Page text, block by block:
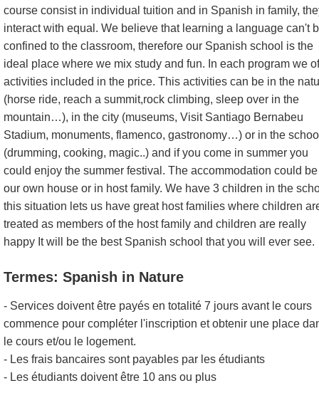
course consist in individual tuition and in Spanish in family,
interact with equal. We believe that learning a language can't
confined to the classroom, therefore our Spanish school is the
ideal place where we mix study and fun. In each program we
activities included in the price. This activities can be in the
(horse ride, reach a summit,rock climbing, sleep over in the
mountain…), in the city (museums, Visit Santiago Bernabeu
Stadium, monuments, flamenco, gastronomy…) or in the
(drumming, cooking, magic..) and if you come in summer you
could enjoy the summer festival. The accommodation could
our own house or in host family. We have 3 children in the
this situation lets us have great host families where children
treated as members of the host family and children are really
happy It will be the best Spanish school that you will ever see.
Termes: Spanish in Nature
- Services doivent être payés en totalité 7 jours avant le cours
commence pour compléter l'inscription et obtenir une place
le cours et/ou le logement.
- Les frais bancaires sont payables par les étudiants
- Les étudiants doivent être 10 ans ou plus